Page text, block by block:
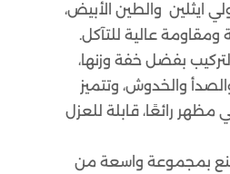
ايثلين والطين الأبيض،
ومقاومة عالية للتآكل.
بفضل خفة وزنها،
والخدوش، وتتميز
رائعًا، قابلة للعزل
بمجموعة واسعة من